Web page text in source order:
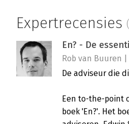
Expertrecensies
En? - De
Rob van Buuren |
De adviseur die
Een to-the-point
boek 'En?'. Het